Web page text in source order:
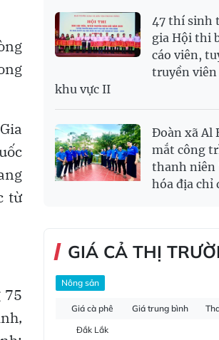
từ
75
47 thí sinh
gia Hội thi
cáo viên,
truyền
khu vực II
Đoàn xã Al
mắt công
thanh niên
hóa địa chỉ
GIÁ CẢ THỊ
Nông sản
Giá cà phê Giá trung bình
Đắk Lắk